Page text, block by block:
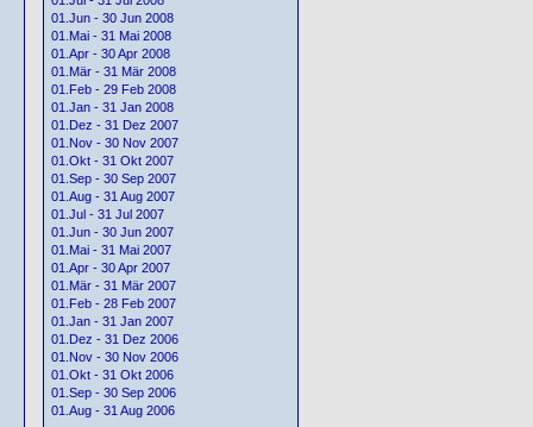
01.Jun - 30 Jun 2008
01.Mai - 31 Mai 2008
01.Apr - 30 Apr 2008
01.Mär - 31 Mär 2008
01.Feb - 29 Feb 2008
01.Jan - 31 Jan 2008
01.Dez - 31 Dez 2007
01.Nov - 30 Nov 2007
01.Okt - 31 Okt 2007
01.Sep - 30 Sep 2007
01.Aug - 31 Aug 2007
01.Jul - 31 Jul 2007
01.Jun - 30 Jun 2007
01.Mai - 31 Mai 2007
01.Apr - 30 Apr 2007
01.Mär - 31 Mär 2007
01.Feb - 28 Feb 2007
01.Jan - 31 Jan 2007
01.Dez - 31 Dez 2006
01.Nov - 30 Nov 2006
01.Okt - 31 Okt 2006
01.Sep - 30 Sep 2006
01.Aug - 31 Aug 2006